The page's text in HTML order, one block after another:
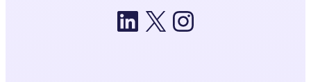
LinkedIn
X Instagram